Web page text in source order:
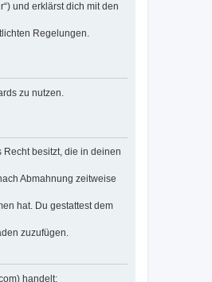
und erklärst dich mit den
Regelungen.
zu nutzen.
besitzt, die in deinen
Abmahnung zeitweise
hat. Du gestattest dem
zuzufügen.
handelt;